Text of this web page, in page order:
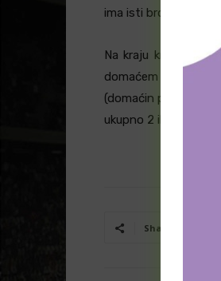
ima isti broj bodova
Na kraju krajeva,
domaćem terenu,
(domaćin postiže 2
ukupno 2 ili više
Share